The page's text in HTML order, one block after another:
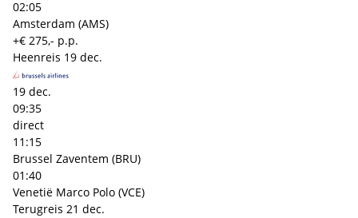
02:05
Amsterdam (AMS)
+€ 275,- p.p.
Heenreis 19 dec.
19 dec.
09:35
direct
11:15
Brussel Zaventem (BRU)
01:40
Venetië Marco Polo (VCE)
Terugreis 21 dec.